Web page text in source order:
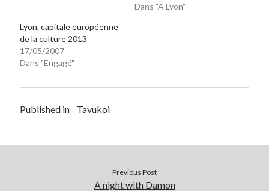
Dans "A Lyon"
Lyon, capitale européenne
de la culture 2013
17/05/2007
Dans "Engagé"
Published in Tavukoi
Previous Post
A night with Damon